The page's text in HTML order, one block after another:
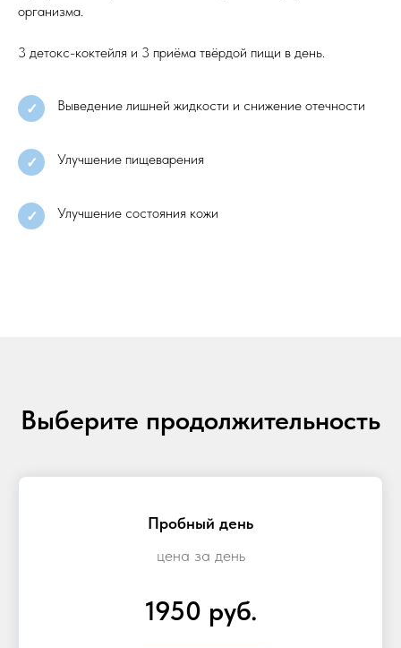
организма.
3 детокс-коктейля и 3 приёма твёрдой пищи в день.
✓ Выведение лишней жидкости и снижение отечности
✓ Улучшение пищеварения
✓ Улучшение состояния кожи
Выберите продолжительность
Пробный день
цена за день
1950 руб.